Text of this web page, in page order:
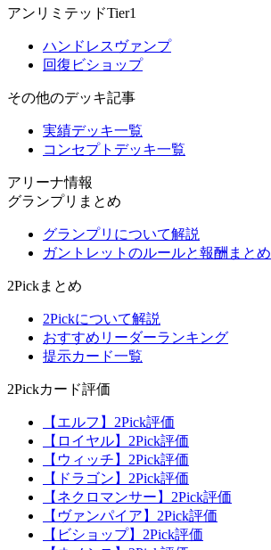
アンリミテッドTier1
ハンドレスヴァンプ
回復ビショップ
その他のデッキ記事
実績デッキ一覧
コンセプトデッキ一覧
アリーナ情報
グランプリまとめ
グランプリについて解説
ガントレットのルールと報酬まとめ
2Pickまとめ
2Pickについて解説
おすすめリーダーランキング
提示カード一覧
2Pickカード評価
【エルフ】2Pick評価
【ロイヤル】2Pick評価
【ウィッチ】2Pick評価
【ドラゴン】2Pick評価
【ネクロマンサー】2Pick評価
【ヴァンパイア】2Pick評価
【ビショップ】2Pick評価